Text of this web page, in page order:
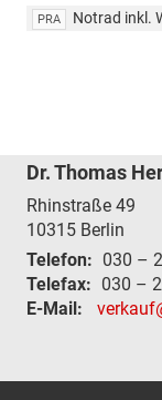
PRA Notrad inkl.
Dr. Thomas
Rhinstraße 49
10315 Berlin
Telefon: 030 –
Telefax: 030 –
E-Mail: